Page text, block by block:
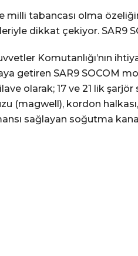
milli tabancası olma
dikkat çekiyor. SAR9
Komutanlığı’nın
getiren SAR9 SOCOM
olarak; 17 ve 21 lik
(magwell), kordon
sağlayan soğutma